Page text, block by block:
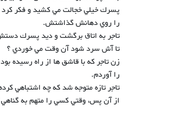
پسرك خيلي خجالت مي كشيد و فكر كرد
را روي دهانش گذاشتش.
تاجر به اتاق برگشت و ديد پسرك
تا آش سرد شود آن وقت مي خوردي ؟
زن تاجر كه با قاشق ها از راه رسيده
را آوردم.
تاجر تازه متوجه شد كه چه اشتباهي
از آن‌ پس، وقتي‌ كسي‌ را متهم به